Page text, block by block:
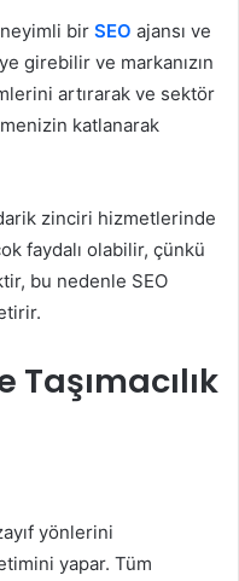
bir SEO ajansı ve
girebilir ve markanızın
artırarak ve sektör
katlanarak
zinciri hizmetlerinde
faydalı olabilir, çünkü
bu nedenle SEO
Taşımacılık
yönlerini
yapar. Tüm